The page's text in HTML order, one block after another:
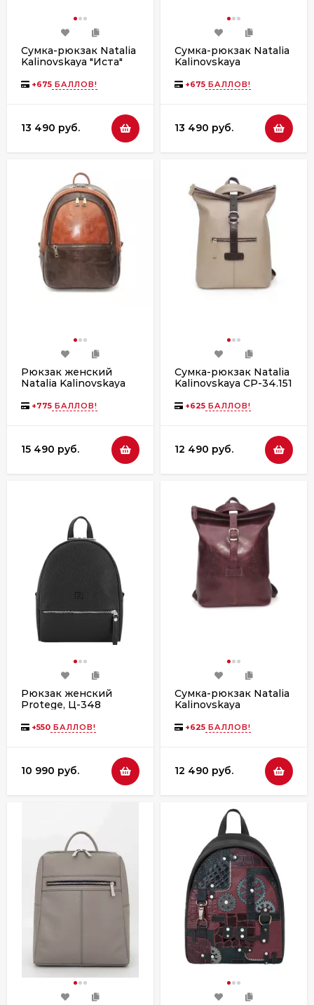
Сумка-рюкзак Natalia
Kalinovskaya "Иста"
флотер
+675 БАЛЛОВ!
13 490 руб.
Сумка-рюкзак Natalia
Kalinovskaya
рыжая
+675 БАЛЛОВ!
13 490 руб.
Рюкзак женский
Natalia Kalinovskaya
коричневый/рыжий
+775 БАЛЛОВ!
15 490 руб.
Сумка-рюкзак Natalia
Kalinovskaya СР-34.151
флотер
+625 БАЛЛОВ!
12 490 руб.
Рюкзак женский
Protege, Ц-348
+550 БАЛЛОВ!
10 990 руб.
Сумка-рюкзак Natalia
Kalinovskaya
бордо
+625 БАЛЛОВ!
12 490 руб.